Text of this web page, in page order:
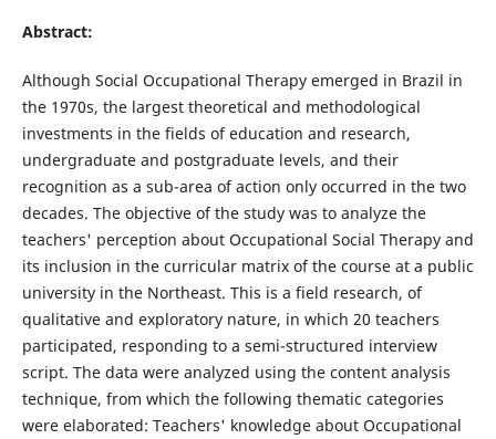
Abstract:
Although Social Occupational Therapy emerged in Brazil in
the 1970s, the largest theoretical and methodological
investments in the fields of education and research,
undergraduate and postgraduate levels, and their
recognition as a sub-area of action only occurred in the two
decades. The objective of the study was to analyze the
teachers' perception about Occupational Social Therapy and
its inclusion in the curricular matrix of the course at a public
university in the Northeast. This is a field research, of
qualitative and exploratory nature, in which 20 teachers
participated, responding to a semi-structured interview
script. The data were analyzed using the content analysis
technique, from which the following thematic categories
were elaborated: Teachers' knowledge about Occupational